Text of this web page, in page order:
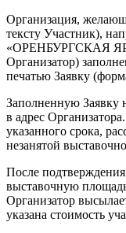
Организация,
тексту Участник),
«ОРЕНБУРГСКАЯ
Организатор)
печатью Заявку
Заполненную Заявку
в адрес
указанного срока,
незанятой
После
выставочную
Организатор
указана стоимость